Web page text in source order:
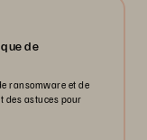
de
ransomware et de
des astuces pour